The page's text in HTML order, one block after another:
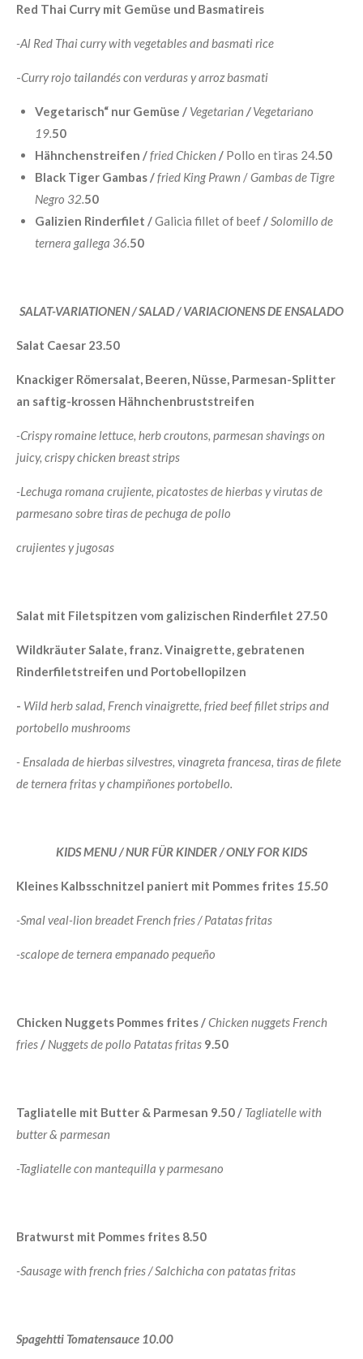
Red Thai Curry mit Gemüse und Basmatireis
-Al Red Thai curry with vegetables and basmati rice
-Curry rojo tailandés con verduras y arroz basmati
Vegetarisch“ nur Gemüse / Vegetarian /Vegetariano
19.50
Hähnchenstreifen /fried Chicken /Pollo en tiras 24.50
Black Tiger Gambas /fried King Prawn /Gambas de Tigre
Negro 32.50
Galizien Rinderfilet /Galicia fillet of beef/Solomillo de
ternera gallega 36.50
SALAT-VARIATIONEN / SALAD / VARIACIONENS DE ENSALADO
Salat Caesar 23.50
Knackiger Römersalat, Beeren, Nüsse, Parmesan-Splitter
an saftig-krossen Hähnchenbruststreifen
-Crispy romaine lettuce, herb croutons, parmesan shavings on
juicy, crispy chicken breast strips
-Lechuga romana crujiente, picatostes de hierbas y virutas de
parmesano sobre tiras de pechuga de pollo
crujientes y jugosas
Salat mit Filetspitzen vom galizischen Rinderfilet 27.50
Wildkräuter Salate, franz. Vinaigrette, gebratenen
Rinderfiletstreifen und Portobellopilzen
- Wild herb salad, French vinaigrette, fried beef fillet strips and
portobello mushrooms
- Ensalada de hierbas silvestres, vinagreta francesa, tiras de filete
de ternera fritas y champiñones portobello.
KIDS MENU / NUR FÜR KINDER / ONLY FOR KIDS
Kleines Kalbsschnitzel paniert mit Pommes frites 15.50
-Smal veal-lion breadet French fries / Patatas fritas
-scalope de ternera empanado pequeño
Chicken Nuggets Pommes frites /Chicken nuggets French
fries/ Nuggets de pollo Patatas fritas 9.50
Tagliatelle mit Butter & Parmesan 9.50 / Tagliatelle with
butter & parmesan
-Tagliatelle con mantequilla y parmesano
Bratwurst mit Pommes frites 8.50
-Sausage with french fries / Salchicha con patatas fritas
Spagehtti Tomatensauce 10.00